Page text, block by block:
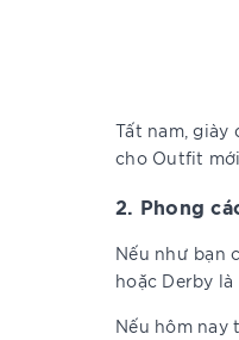
Tất nam, giày
cho Outfit
2. Phong
Nếu như bạn
hoặc Derby
Nếu hôm nay